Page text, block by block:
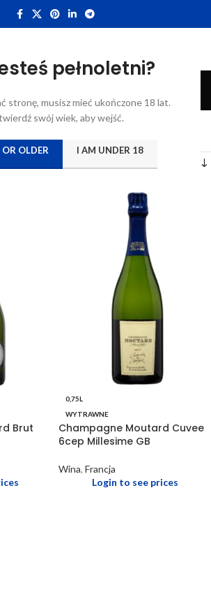
pełnoletni?
stronę, musisz mieć ukończone 18 lat.
swój wiek, aby wejść.
OLDER I AM UNDER 18
Musujące
Categories
/Produkty oznaczone “Wina Musujące”
wyników: 2
Brut
0,75L
WYTRAWNE
Champagne Moutard Cuvee
6cep Millesime GB
Wina, Francja
Login to see prices